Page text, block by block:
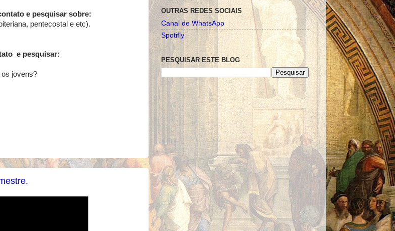
e pesquisar sobre:
pentecostal e etc).
e pesquisar:
os jovens?
OUTRAS REDES SOCIAIS
Canal de WhatsApp
Spotifly
PESQUISAR ESTE BLOG